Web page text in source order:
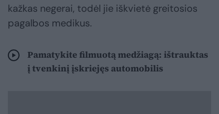
kažkas negerai, todėl jie iškvietė greitosios
pagalbos medikus.
Pamatykite filmuotą medžiagą: ištrauktas
į tvenkinį įskriejęs automobilis